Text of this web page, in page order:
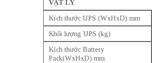
VẬT LÝ
Kích thước UPS (WxHxD) mm
Khối lượng UPS (kg)
Kích thước Battery
Pack(WxHxD) mm